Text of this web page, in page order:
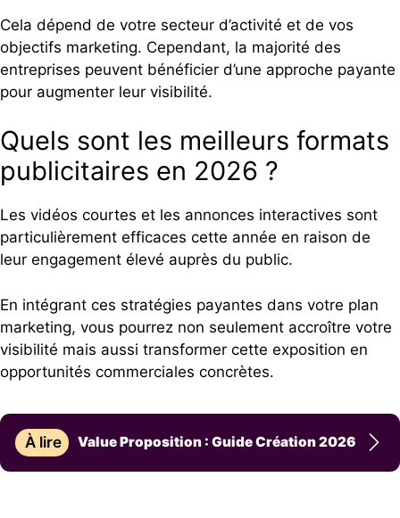
Cela dépend de votre secteur d’activité et de vos
objectifs marketing. Cependant, la majorité des
entreprises peuvent bénéficier d’une approche payante
pour augmenter leur visibilité.
Quels sont les meilleurs formats
publicitaires en 2026 ?
Les vidéos courtes et les annonces interactives sont
particulièrement efficaces cette année en raison de
leur engagement élevé auprès du public.
En intégrant ces stratégies payantes dans votre plan
marketing, vous pourrez non seulement accroître votre
visibilité mais aussi transformer cette exposition en
opportunités commerciales concrètes.
À lire Value Proposition : Guide Création 2026